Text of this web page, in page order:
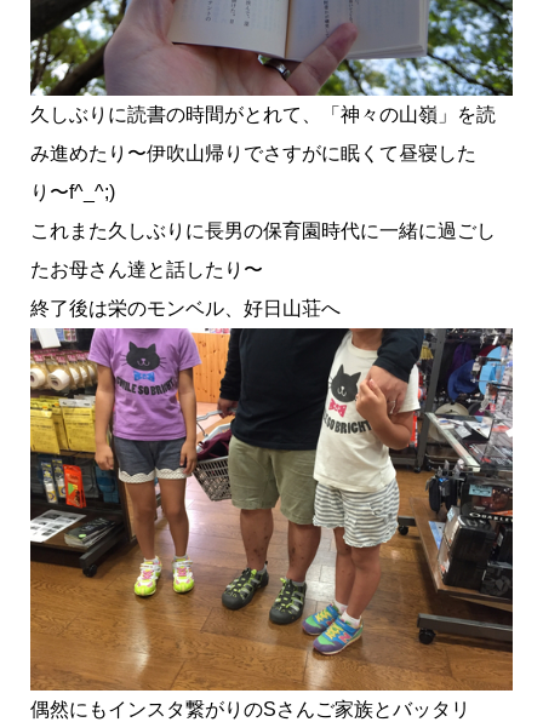
久しぶりに読書の時間がとれて、「神々の山嶺」を読
み進めたり〜伊吹山帰りでさすがに眠くて昼寝した
り〜f^_^;)
これまた久しぶりに長男の保育園時代に一緒に過ごし
たお母さん達と話したり〜
終了後は栄のモンベル、好日山荘へ
偶然にもインスタ繋がりのSさんご家族とバッタリ